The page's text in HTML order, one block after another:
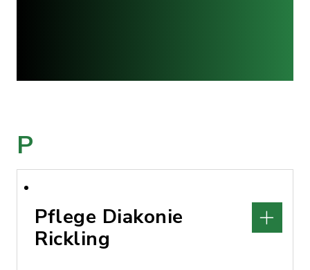
P
Pflege Diakonie
Rickling